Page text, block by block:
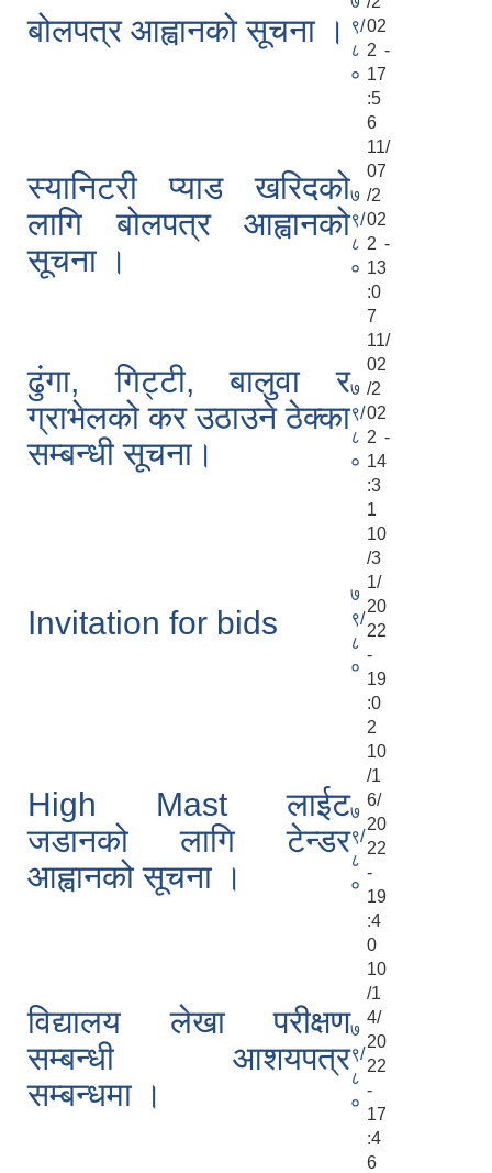
बोलपत्र आह्वानको सूचना ।
९/
८
०
02
2 -
17
:5
6
स्यानिटरी प्याड खरिदको
लागि बोलपत्र आह्वानको
सूचना ।
७
९/
८
०
11/
07
/2
02
2 -
13
:0
7
ढुंगा, गिट्टी, बालुवा र
ग्राभेलको कर उठाउने ठेक्का
सम्बन्धी सूचना।
७
९/
८
०
11/
02
/2
02
2 -
14
:3
1
Invitation for bids
७
९/
८
०
10
/3
1/
20
22
-
19
:0
2
High Mast लाईट
जडानको लागि टेन्डर
आह्वानको सूचना ।
७
९/
८
०
10
/1
6/
20
22
-
19
:4
0
विद्यालय लेखा परीक्षण
सम्बन्धी आशयपत्र
सम्बन्धमा ।
७
९/
८
०
10
/1
4/
20
22
-
17
:4
6